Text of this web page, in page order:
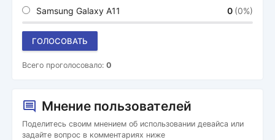
Samsung Galaxy A11 0 (0%)
ГОЛОСОВАТЬ
Всего проголосовало: 0
Мнение пользователей
Поделитесь своим мнением об использовании девайса или
задайте вопрос в комментариях ниже